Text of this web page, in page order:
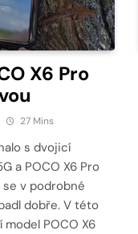
X6 Pro
27 Mins
s dvojicí
a POCO X6 Pro
v podrobné
dobře. V této
POCO X6